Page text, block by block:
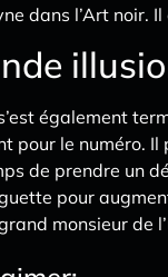
dans l’Art noir.
également
pour le numéro.
de prendre un
pour
monsieur de